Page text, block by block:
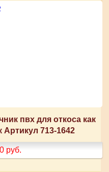
пвх для откоса как
Артикул 713-1642
руб.